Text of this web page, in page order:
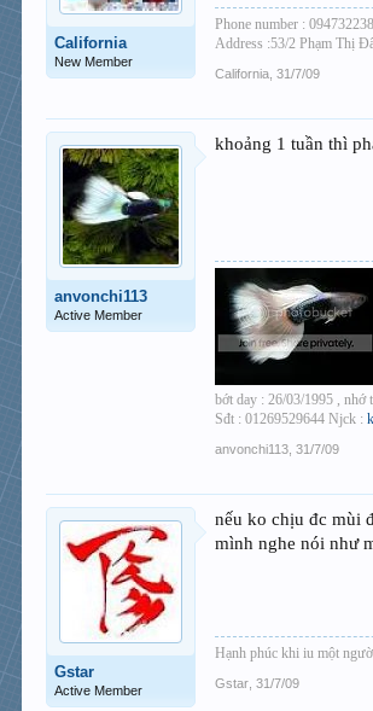
California
New Member
Phone number :
Address :53/2 Phạm Thị
California 31/7/09
anvonchi113
Active Member
khoảng 1 tuần thì
bớt day : 26/03/1995 , nhớ
Sđt : 01269529644 Njck :
anvonchi113 31/7/09
Gstar
Active Member
nếu ko chịu đc mùi
mình nghe nói như
Hạnh phúc khi iu một
Gstar 31/7/09